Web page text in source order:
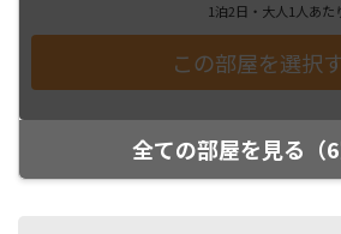
1泊2日・大人1人あた
全ての部屋を見る（6